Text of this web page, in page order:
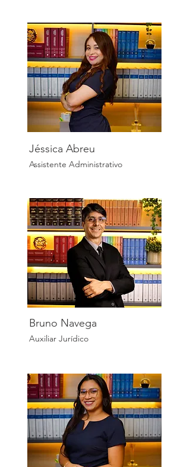
Jéssica Abreu
Assistente Administrativo
Bruno Navega
Auxiliar Jurídico